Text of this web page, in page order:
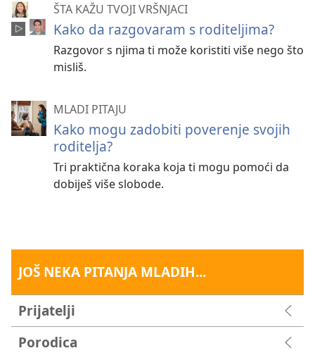
ŠTA KAŽU TVOJI VRŠNJACI
Kako da razgovaram s roditeljima?
Razgovor s njima ti može koristiti više nego što
misliš.
MLADI PITAJU
Kako mogu zadobiti poverenje svojih
roditelja?
Tri praktična koraka koja ti mogu pomoći da
dobiješ više slobode.
JOŠ NEKA PITANJA MLADIH...
Prijatelji
Porodica